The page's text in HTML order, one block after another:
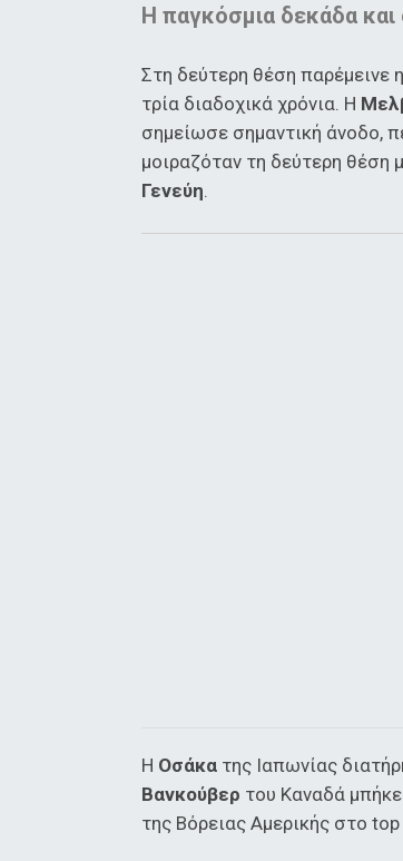
Η παγκόσμια δεκάδα
Στη δεύτερη θέση παρέμεινε η
τρία διαδοχικά χρόνια. Η
σημείωσε σημαντική άνοδο,
μοιραζόταν τη δεύτερη θέση
Γενεύη.
Η Οσάκα της Ιαπωνίας
Βανκούβερ του Καναδά
της Βόρειας Αμερικής στο